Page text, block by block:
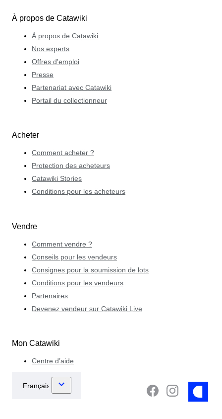
À propos de Catawiki
À propos de Catawiki
Nos experts
Offres d'emploi
Presse
Partenariat avec Catawiki
Portail du collectionneur
Acheter
Comment acheter ?
Protection des acheteurs
Catawiki Stories
Conditions pour les acheteurs
Vendre
Comment vendre ?
Conseils pour les vendeurs
Consignes pour la soumission de lots
Conditions pour les vendeurs
Partenaires
Devenez vendeur sur Catawiki Live
Mon Catawiki
Centre d’aide